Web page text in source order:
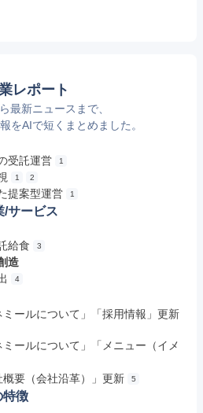
レポート
最新ニュースまで、
をAIで短くまとめました。
受託運営 1
1 2
提案型運営 1
/サービス
給食
3
造
4
ールについて」「採用情報」更新
ールについて」「メニュー（イメ
要（会社沿革）」更新 5
特徴